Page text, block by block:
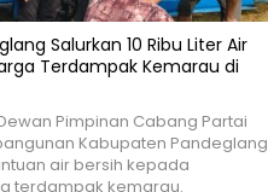
Salurkan 10 Ribu Liter Air
Terdampak Kemarau di
Dewan Pimpinan Cabang Partai
Kabupaten Pandeglang
air bersih kepada
terdampak kemarau.